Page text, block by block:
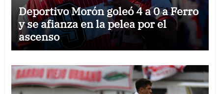
Deportivo Morón goleó 4 a 0 a Ferro
y se afianza en la pelea por el
ascenso